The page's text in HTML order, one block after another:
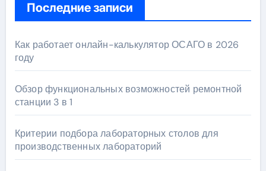
Последние записи
Как работает онлайн-калькулятор ОСАГО в 2026
году
Обзор функциональных возможностей ремонтной
станции 3 в 1
Критерии подбора лабораторных столов для
производственных лабораторий